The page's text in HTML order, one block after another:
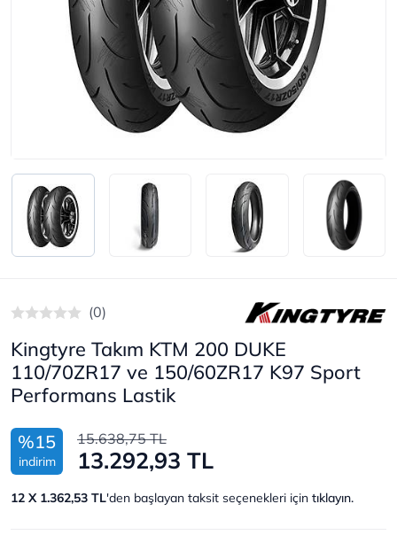
(0)
Kingtyre Takım KTM 200 DUKE
110/70ZR17 ve 150/60ZR17 K97 Sport
Performans Lastik
%15
indirim
15.638,75 TL
13.292,93 TL
12 X 1.362,53 TL'den başlayan taksit seçenekleri için tıklayın.